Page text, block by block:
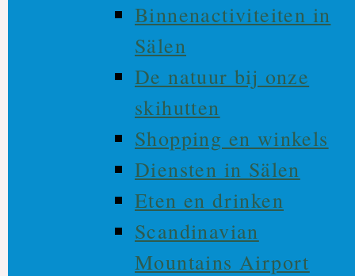
Binnenactiviteiten in
Sälen
De natuur bij onze
skihutten
Shopping en winkels
Diensten in Sälen
Eten en drinken
Scandinavian
Mountains Airport